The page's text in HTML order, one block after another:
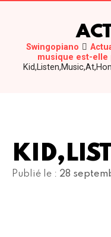
Swingopiano
musique est-elle
Publié le : 28